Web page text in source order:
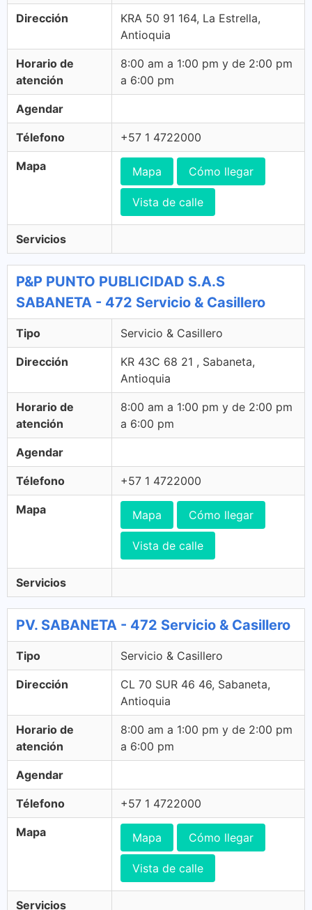
Dirección
KRA 50 91 164, La Estrella,
Antioquia
Horario de
atención
8:00 am a 1:00 pm y de 2:00 pm
a 6:00 pm
Agendar
Télefono +57 1 4722000
Mapa Mapa Cómo llegar
Vista de calle
Servicios
P&P PUNTO PUBLICIDAD S.A.S
SABANETA - 472 Servicio & Casillero
Tipo Servicio & Casillero
Dirección
KR 43C 68 21 , Sabaneta,
Antioquia
Horario de
atención
8:00 am a 1:00 pm y de 2:00 pm
a 6:00 pm
Agendar
Télefono +57 1 4722000
Mapa Mapa Cómo llegar
Vista de calle
Servicios
PV. SABANETA - 472 Servicio & Casillero
Tipo Servicio & Casillero
Dirección
CL 70 SUR 46 46, Sabaneta,
Antioquia
Horario de
atención
8:00 am a 1:00 pm y de 2:00 pm
a 6:00 pm
Agendar
Télefono +57 1 4722000
Mapa Mapa Cómo llegar
Vista de calle
Servicios